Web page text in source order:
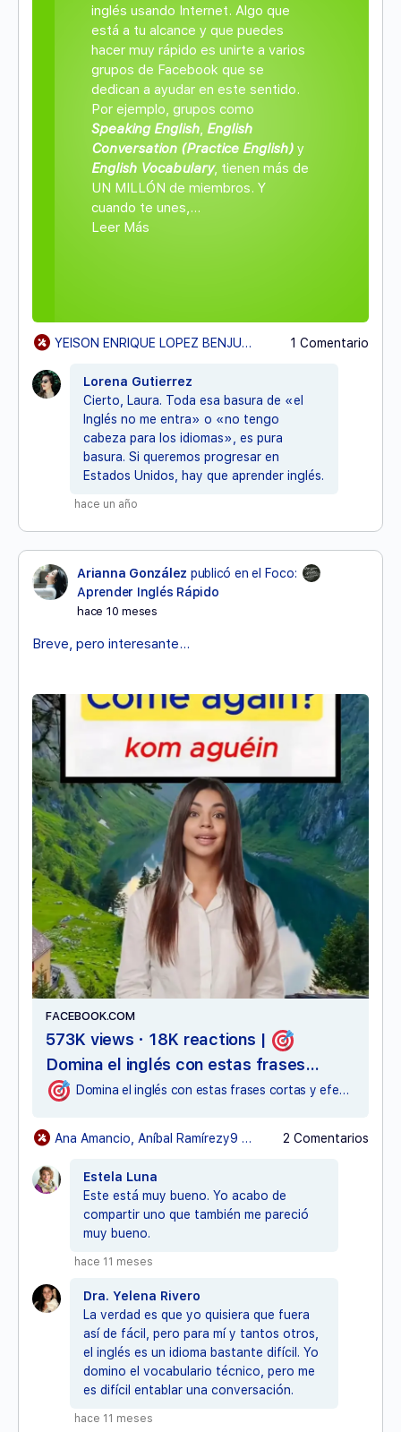
inglés usando Internet. Algo que
está a tu alcance y que puedes
hacer muy rápido es unirte a varios
grupos de Facebook que se
dedican a ayudar en este sentido.
Por ejemplo, grupos como
Speaking English, English
Conversation (Practice English)y
English Vocabulary, tienen más de
UN MILLÓN de miembros. Y
cuando te unes,…
Leer Más
YEISON ENRIQUE LOPEZ BENJUMEAyLorena Gutierrez 1 Comentario
Lorena Gutierrez
Cierto, Laura. Toda esa basura de «el
Inglés no me entra» o «no tengo
cabeza para los idiomas», es pura
basura. Si queremos progresar en
Estados Unidos, hay que aprender inglés.
hace un año
Arianna González publicó en el Foco:
Aprender Inglés Rápido
hace 10 meses
Breve, pero interesante…
FACEBOOK.COM
573K views · 18K reactions |
Domina el inglés con estas frases
cortas y efectivas
#inglés | Teacher Mary Speak
Domina el inglés con estas frases cortas y efectivas
Ana Amancio, Aníbal Ramírezy9 otros 2 Comentarios
Estela Luna
Este está muy bueno. Yo acabo de
compartir uno que también me pareció
muy bueno.
hace 11 meses
Dra. Yelena Rivero
La verdad es que yo quisiera que fuera
así de fácil, pero para mí y tantos otros,
el inglés es un idioma bastante difícil. Yo
domino el vocabulario técnico, pero me
es difícil entablar una conversación.
hace 11 meses